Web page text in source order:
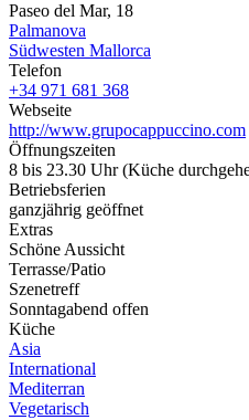
Paseo del Mar, 18
Palmanova
Südwesten Mallorca
Telefon
+34 971 681 368
Webseite
http://www.grupocappuccino.com
Öffnungszeiten
8 bis 23.30 Uhr (Küche
Betriebsferien
ganzjährig geöffnet
Extras
Schöne Aussicht
Terrasse/Patio
Szenetreff
Sonntagabend offen
Küche
Asia
International
Mediterran
Vegetarisch